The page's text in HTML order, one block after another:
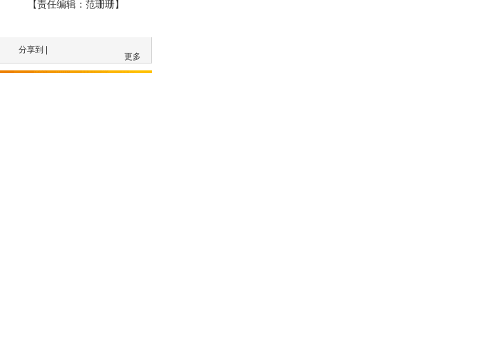
【责任编辑：范珊珊】
分享到 |
更多